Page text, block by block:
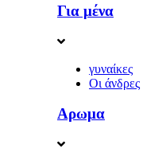
Για μένα
γυναίκες
Οι άνδρες
Αρωμα